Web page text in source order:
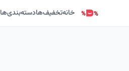
خانهتخفیف‌هادسته‌بندی‌ها